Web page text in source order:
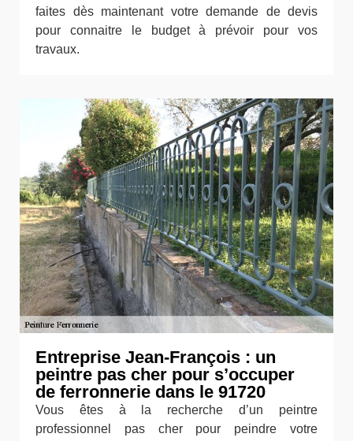
faites dès maintenant votre demande de devis
pour connaitre le budget à prévoir pour vos
travaux.
Entreprise Jean-François : un
peintre pas cher pour s’occuper
de ferronnerie dans le 91720
Vous êtes à la recherche d’un peintre
professionnel pas cher pour peindre votre